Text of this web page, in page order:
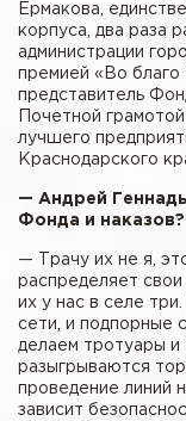
Ермакова,
корпуса, два раза
администрации
премией «Во благо
представитель
Почетной
лучшего
Краснодарского
— Андрей
Фонда и наказов?
— Трачу их не я,
распределяет свои
их у нас в селе
сети, и подпорные
делаем тротуары и
разыгрываются
проведение линий
зависит